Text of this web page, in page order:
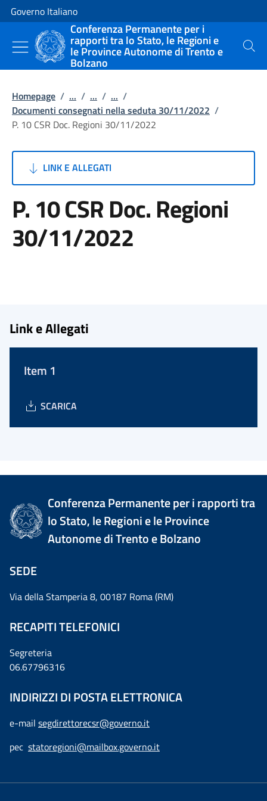
Vai al contenuto
Vai alla navigazione del sito
Governo Italiano
Conferenza Permanente per i
rapporti tra lo Stato, le Regioni e
le Province Autonome di Trento e
Bolzano
Cerca
Homepage / ... / ... / ... /
Documenti consegnati nella seduta 30/11/2022 /
P. 10 CSR Doc. Regioni 30/11/2022
LINK E ALLEGATI
P. 10 CSR Doc. Regioni
30/11/2022
Link e Allegati
Item 1
SCARICA
Conferenza Permanente per i rapporti tra
lo Stato, le Regioni e le Province
Autonome di Trento e Bolzano
SEDE
Via della Stamperia 8, 00187 Roma (RM)
RECAPITI TELEFONICI
Segreteria
06.67796316
INDIRIZZI DI POSTA ELETTRONICA
e-mail segdirettorecsr@governo.it
pec statoregioni@mailbox.governo.it